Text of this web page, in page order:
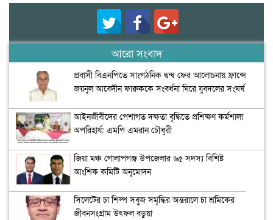
আরো সংবাদ
প্রবাসী বিএনপিতে সাংগঠনিক দ্বন্দ্ব ফের আলোচনায় ফ্রান্সে
জয়নুল আবেদীন ফারুককে সংবর্ধনা ঘিরে যুবদলের সংঘর্ষ
আইনজীবীদের পেশাগত দক্ষতা বৃদ্ধিতে প্রশিক্ষণ কর্মশালা
অপরিহার্য: এমপি এমরান চৌধুরী
জিয়া মঞ্চ গোলাপগঞ্জ উপজেলার ৬৫ সদস্য বিশিষ্ট
আংশিক কমিটি অনুমোদন
সিলেটের চা শিল্প সবুজ সমৃদ্ধির অন্তরালে চা শ্রমিকের
জীবনসংগ্রাম উৎফল বড়ুয়া